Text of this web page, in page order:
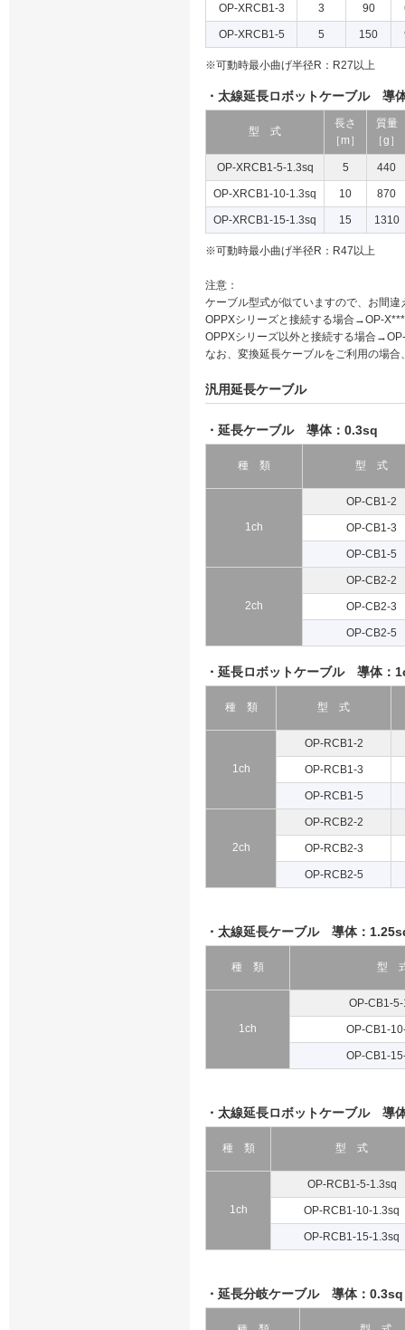
OP-XRCB1-3 3 90
OP-XRCB1-5 5 150
※可動時最小曲げ半径R：R27以上
・太線延長ロボットケーブル 導
型 式
長さ
［m］
質量
［g］
OP-XRCB1-5-1.3sq 5 440
OP-XRCB1-10-1.3sq 10 870
OP-XRCB1-15-1.3sq 15 1310
※可動時最小曲げ半径R：R47以上
注意：
ケーブル型式が似ていますので、お間
OPPXシリーズと接続する場合→OP-
OPPXシリーズ以外と接続する場合
なお、変換延長ケーブルをご利用の場
汎用延長ケーブル
・延長ケーブル 導体：0.3sq
種 類 型 式
1ch
OP-CB1-2
OP-CB1-3
OP-CB1-5
2ch
OP-CB2-2
OP-CB2-3
OP-CB2-5
・延長ロボットケーブル 導体
種 類 型 式
1ch
OP-RCB1-2
OP-RCB1-3
OP-RCB1-5
2ch
OP-RCB2-2
OP-RCB2-3
OP-RCB2-5
・太線延長ケーブル 導体：
種 類 型
1ch
OP-CB1-
OP-CB1-
OP-CB1-
・太線延長ロボットケーブル 導
種 類 型 式
1ch
OP-RCB1-5-1.3sq
OP-RCB1-10-1.3sq
OP-RCB1-15-1.3sq
・延長分岐ケーブル 導体：0.3sq